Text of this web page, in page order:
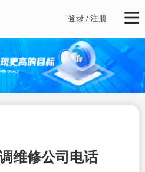
登录/注册
维修公司电话